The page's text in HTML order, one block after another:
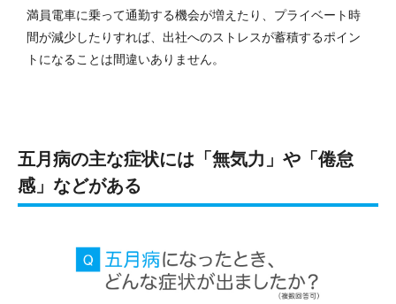
満員電車に乗って通勤する機会が増えたり、プライベート時
間が減少したりすれば、出社へのストレスが蓄積するポイン
トになることは間違いありません。
五月病の主な症状には「無気力」や「倦怠
感」などがある